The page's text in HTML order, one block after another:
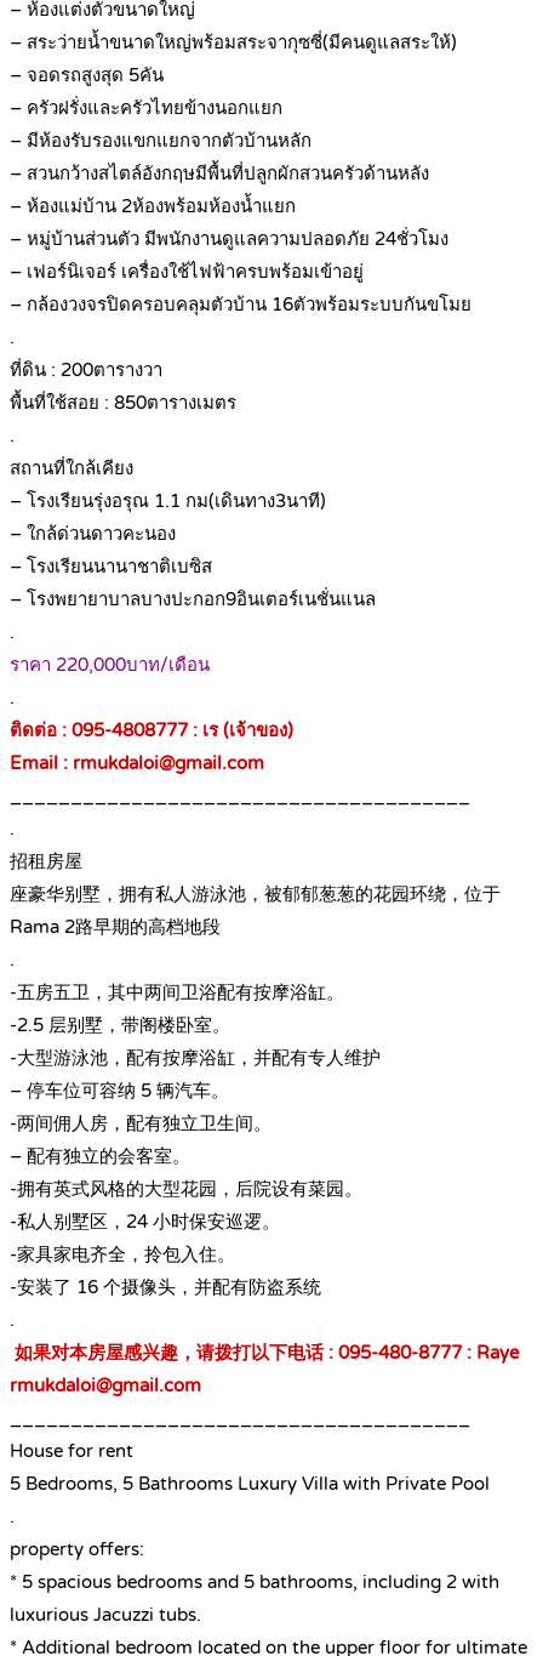
– ห้องแต่งตัวขนาดใหญ่
– สระว่ายน้ำขนาดใหญ่พร้อมสระจากุซซี่(มีคนดูแลสระให้)
– จอดรถสูงสุด 5คัน
– ครัวฝรั่งและครัวไทยข้างนอกแยก
– มีห้องรับรองแขกแยกจากตัวบ้านหลัก
– สวนกว้างสไตล์อังกฤษมีพื้นที่ปลูกผักสวนครัวด้านหลัง
– ห้องแม่บ้าน 2ห้องพร้อมห้องน้ำแยก
– หมู่บ้านส่วนตัว มีพนักงานดูแลความปลอดภัย 24ชั่วโมง
– เฟอร์นิเจอร์ เครื่องใช้ไฟฟ้าครบพร้อมเข้าอยู่
– กล้องวงจรปิดครอบคลุมตัวบ้าน 16ตัวพร้อมระบบกันขโมย
.
ที่ดิน : 200ตารางวา
พื้นที่ใช้สอย : 850ตารางเมตร
.
สถานที่ใกล้เคียง
– โรงเรียนรุ่งอรุณ 1.1 กม(เดินทาง3นาที)
– ใกล้ด่วนดาวคะนอง
– โรงเรียนนานาชาติเบซิส
– โรงพยายาบาลบางปะกอก9อินเตอร์เนชั่นแนล
.
ราคา 220,000บาท/เดือน
.
ติดต่อ : 095-4808777 : เร (เจ้าของ)
Email : rmukdaloi@gmail.com
.
招租房屋
座豪华别墅，拥有私人游泳池，被郁郁葱葱的花园环绕，位于
Rama 2路早期的高档地段
.
-五房五卫，其中两间卫浴配有按摩浴缸。
-2.5 层别墅，带阁楼卧室。
-大型游泳池，配有按摩浴缸，并配有专人维护
– 停车位可容纳 5 辆汽车。
-两间佣人房，配有独立卫生间。
– 配有独立的会客室。
-拥有英式风格的大型花园，后院设有菜园。
-私人别墅区，24 小时保安巡逻。
-家具家电齐全，拎包入住。
-安装了 16 个摄像头，并配有防盗系统
.
如果对本房屋感兴趣，请拨打以下电话 : 095-480-8777 : Raye
rmukdaloi@gmail.com
House for rent
5 Bedrooms, 5 Bathrooms Luxury Villa with Private Pool
.
property offers:
* 5 spacious bedrooms and 5 bathrooms, including 2 with
luxurious Jacuzzi tubs.
* Additional bedroom located on the upper floor for ultimate